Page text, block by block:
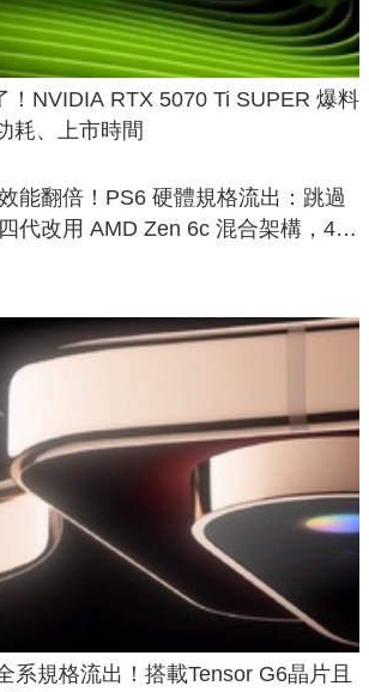
！NVIDIA RTX 5070 Ti SUPER 爆料
耗、上市時間
能翻倍！PS6 硬體規格流出：跳過
四代改用 AMD Zen 6c 混合架構，4K
系規格流出！搭載Tensor G6晶片且